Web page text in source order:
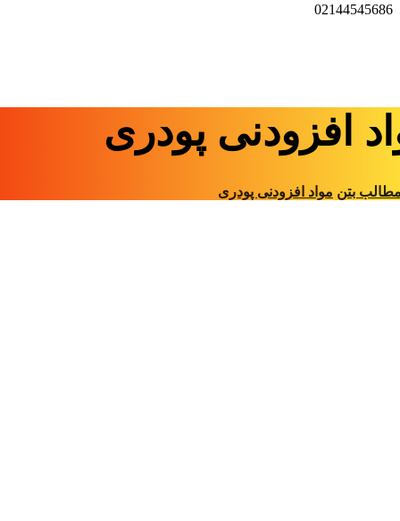
02144545686
افزودنی پودری
بتن مواد افزودنی پودری